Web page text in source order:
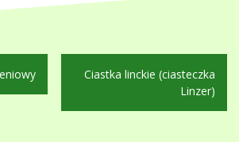
Ciastka linckie (ciasteczka
Linzer)